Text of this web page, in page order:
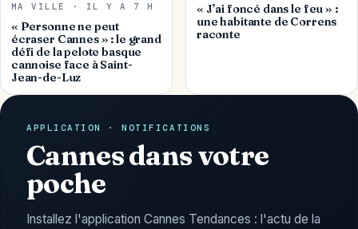
MA VILLE · IL Y A 7 H
« Personne ne peut
écraser Cannes » : le grand
défi de la pelote basque
cannoise face à Saint-
Jean-de-Luz
« J’ai foncé dans le feu » :
une habitante de Correns
raconte
APPLICATION · NOTIFICATIONS
Cannes dans votre
poche
Installez l'application Cannes Tendances : l'actu de la